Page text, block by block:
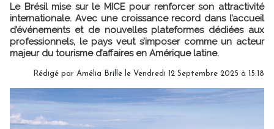
Le Brésil mise sur le MICE pour renforcer son attractivité
internationale. Avec une croissance record dans l’accueil
d’événements et de nouvelles plateformes dédiées aux
professionnels, le pays veut s’imposer comme un acteur
majeur du tourisme d’affaires en Amérique latine.
Rédigé par Amélia Brille le Vendredi 12 Septembre 2025 à 15:18